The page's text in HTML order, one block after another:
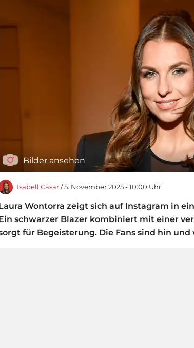
Bilder ansehen
Isabell Cäsar / 5. November 2025 - 10:00 Uhr
Wontorra zeigt sich auf Instagram in
schwarzer Blazer kombiniert mit einer
für Begeisterung. Die Fans sind hin